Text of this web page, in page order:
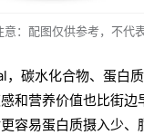
意：配图仅供参考，不代
，碳水化合物、蛋白
和营养价值也比街边
容易蛋白质摄入少、